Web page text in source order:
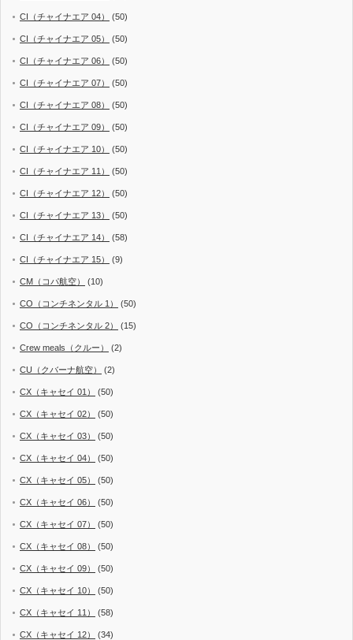
CI（チャイナエア 04） (50)
CI（チャイナエア 05） (50)
CI（チャイナエア 06） (50)
CI（チャイナエア 07） (50)
CI（チャイナエア 08） (50)
CI（チャイナエア 09） (50)
CI（チャイナエア 10） (50)
CI（チャイナエア 11） (50)
CI（チャイナエア 12） (50)
CI（チャイナエア 13） (50)
CI（チャイナエア 14） (58)
CI（チャイナエア 15） (9)
CM（コパ航空） (10)
CO（コンチネンタル 1） (50)
CO（コンチネンタル 2） (15)
Crew meals（クルー） (2)
CU（クバーナ航空） (2)
CX（キャセイ 01） (50)
CX（キャセイ 02） (50)
CX（キャセイ 03） (50)
CX（キャセイ 04） (50)
CX（キャセイ 05） (50)
CX（キャセイ 06） (50)
CX（キャセイ 07） (50)
CX（キャセイ 08） (50)
CX（キャセイ 09） (50)
CX（キャセイ 10） (50)
CX（キャセイ 11） (58)
CX（キャセイ 12） (34)